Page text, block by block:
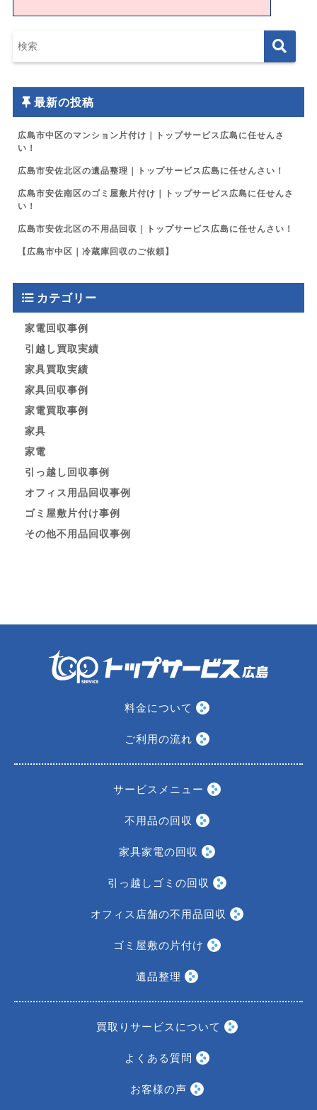
最新の投稿
広島市中区のマンション片付け｜トップサービス広島に任せんさ
い！
広島市安佐北区の遺品整理｜トップサービス広島に任せんさい！
広島市安佐南区のゴミ屋敷片付け｜トップサービス広島に任せんさ
い！
広島市安佐北区の不用品回収｜トップサービス広島に任せんさい！
【広島市中区｜冷蔵庫回収のご依頼】
カテゴリー
家電回収事例
引越し買取実績
家具買取実績
家具回収事例
家電買取事例
家具
家電
引っ越し回収事例
オフィス用品回収事例
ゴミ屋敷片付け事例
その他不用品回収事例
料金について
ご利用の流れ
サービスメニュー
不用品の回収
家具家電の回収
引っ越しゴミの回収
オフィス店舗の不用品回収
ゴミ屋敷の片付け
遺品整理
買取りサービスについて
よくある質問
お客様の声